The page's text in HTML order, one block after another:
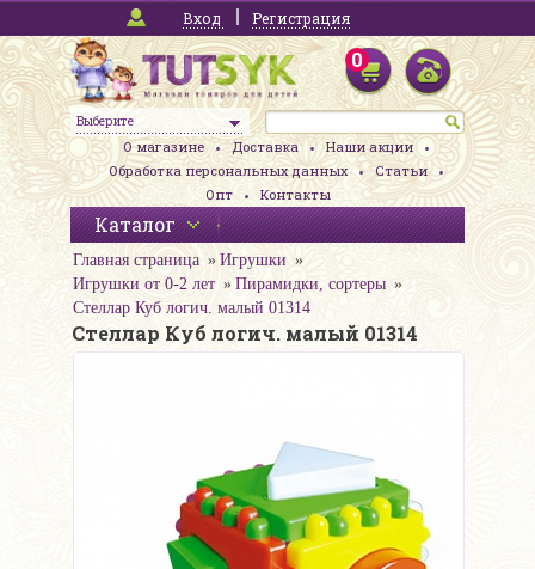
Вход Регистрация
Выберите
0
О магазине Доставка
Наши акции
Обработка персональных данных
Статьи
Опт
Контакты
Каталог
Главная страница
Игрушки
Игрушки от 0-2 лет
Пирамидки, сортеры
Стеллар Куб логич. малый 01314
Стеллар Куб логич. малый 01314